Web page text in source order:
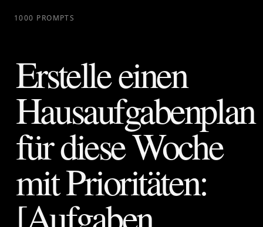
1000 PROMPTS
Erstelle einen
Hausaufgabenplan
für diese Woche
mit Prioritäten:
[Aufgaben